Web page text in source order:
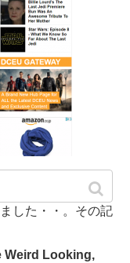
れたグッズの画像
した・・。その記
Weird Looking,